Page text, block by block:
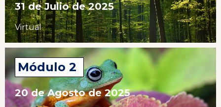
31 de Julio de 2025
Virtual
Módulo 2
20 de Agosto de 2025